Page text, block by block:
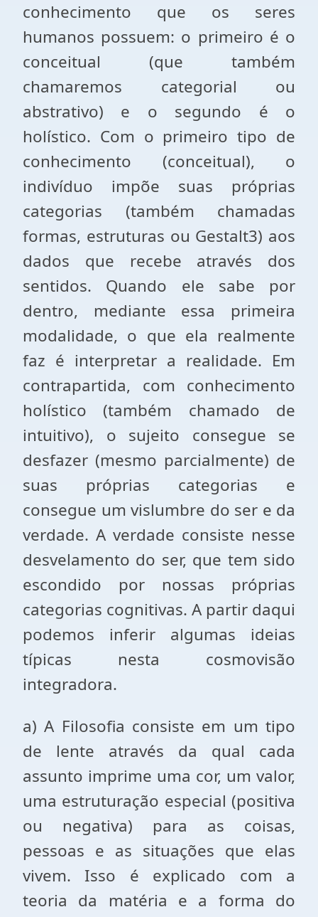
conhecimento que os seres
humanos possuem: o primeiro é o
conceitual (que também
chamaremos categorial ou
abstrativo) e o segundo é o
holístico. Com o primeiro tipo de
conhecimento (conceitual), o
indivíduo impõe suas próprias
categorias (também chamadas
formas, estruturas ou Gestalt3) aos
dados que recebe através dos
sentidos. Quando ele sabe por
dentro, mediante essa primeira
modalidade, o que ela realmente
faz é interpretar a realidade. Em
contrapartida, com conhecimento
holístico (também chamado de
intuitivo), o sujeito consegue se
desfazer (mesmo parcialmente) de
suas próprias categorias e
consegue um vislumbre do ser e da
verdade. A verdade consiste nesse
desvelamento do ser, que tem sido
escondido por nossas próprias
categorias cognitivas. A partir daqui
podemos inferir algumas ideias
típicas nesta cosmovisão
integradora.
a) A Filosofia consiste em um tipo
de lente através da qual cada
assunto imprime uma cor, um valor,
uma estruturação especial (positiva
ou negativa) para as coisas,
pessoas e as situações que elas
vivem. Isso é explicado com a
teoria da matéria e a forma do